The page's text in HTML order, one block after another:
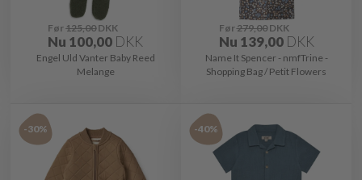
Før125,00DKK
Nu 100,00 DKK
Engel Uld Vanter Baby Reed
Melange
Før279,00DKK
Nu 139,00 DKK
Name It Spencer - nmfTrine -
Shopping Bag / Petit Flowers
-30% -40%